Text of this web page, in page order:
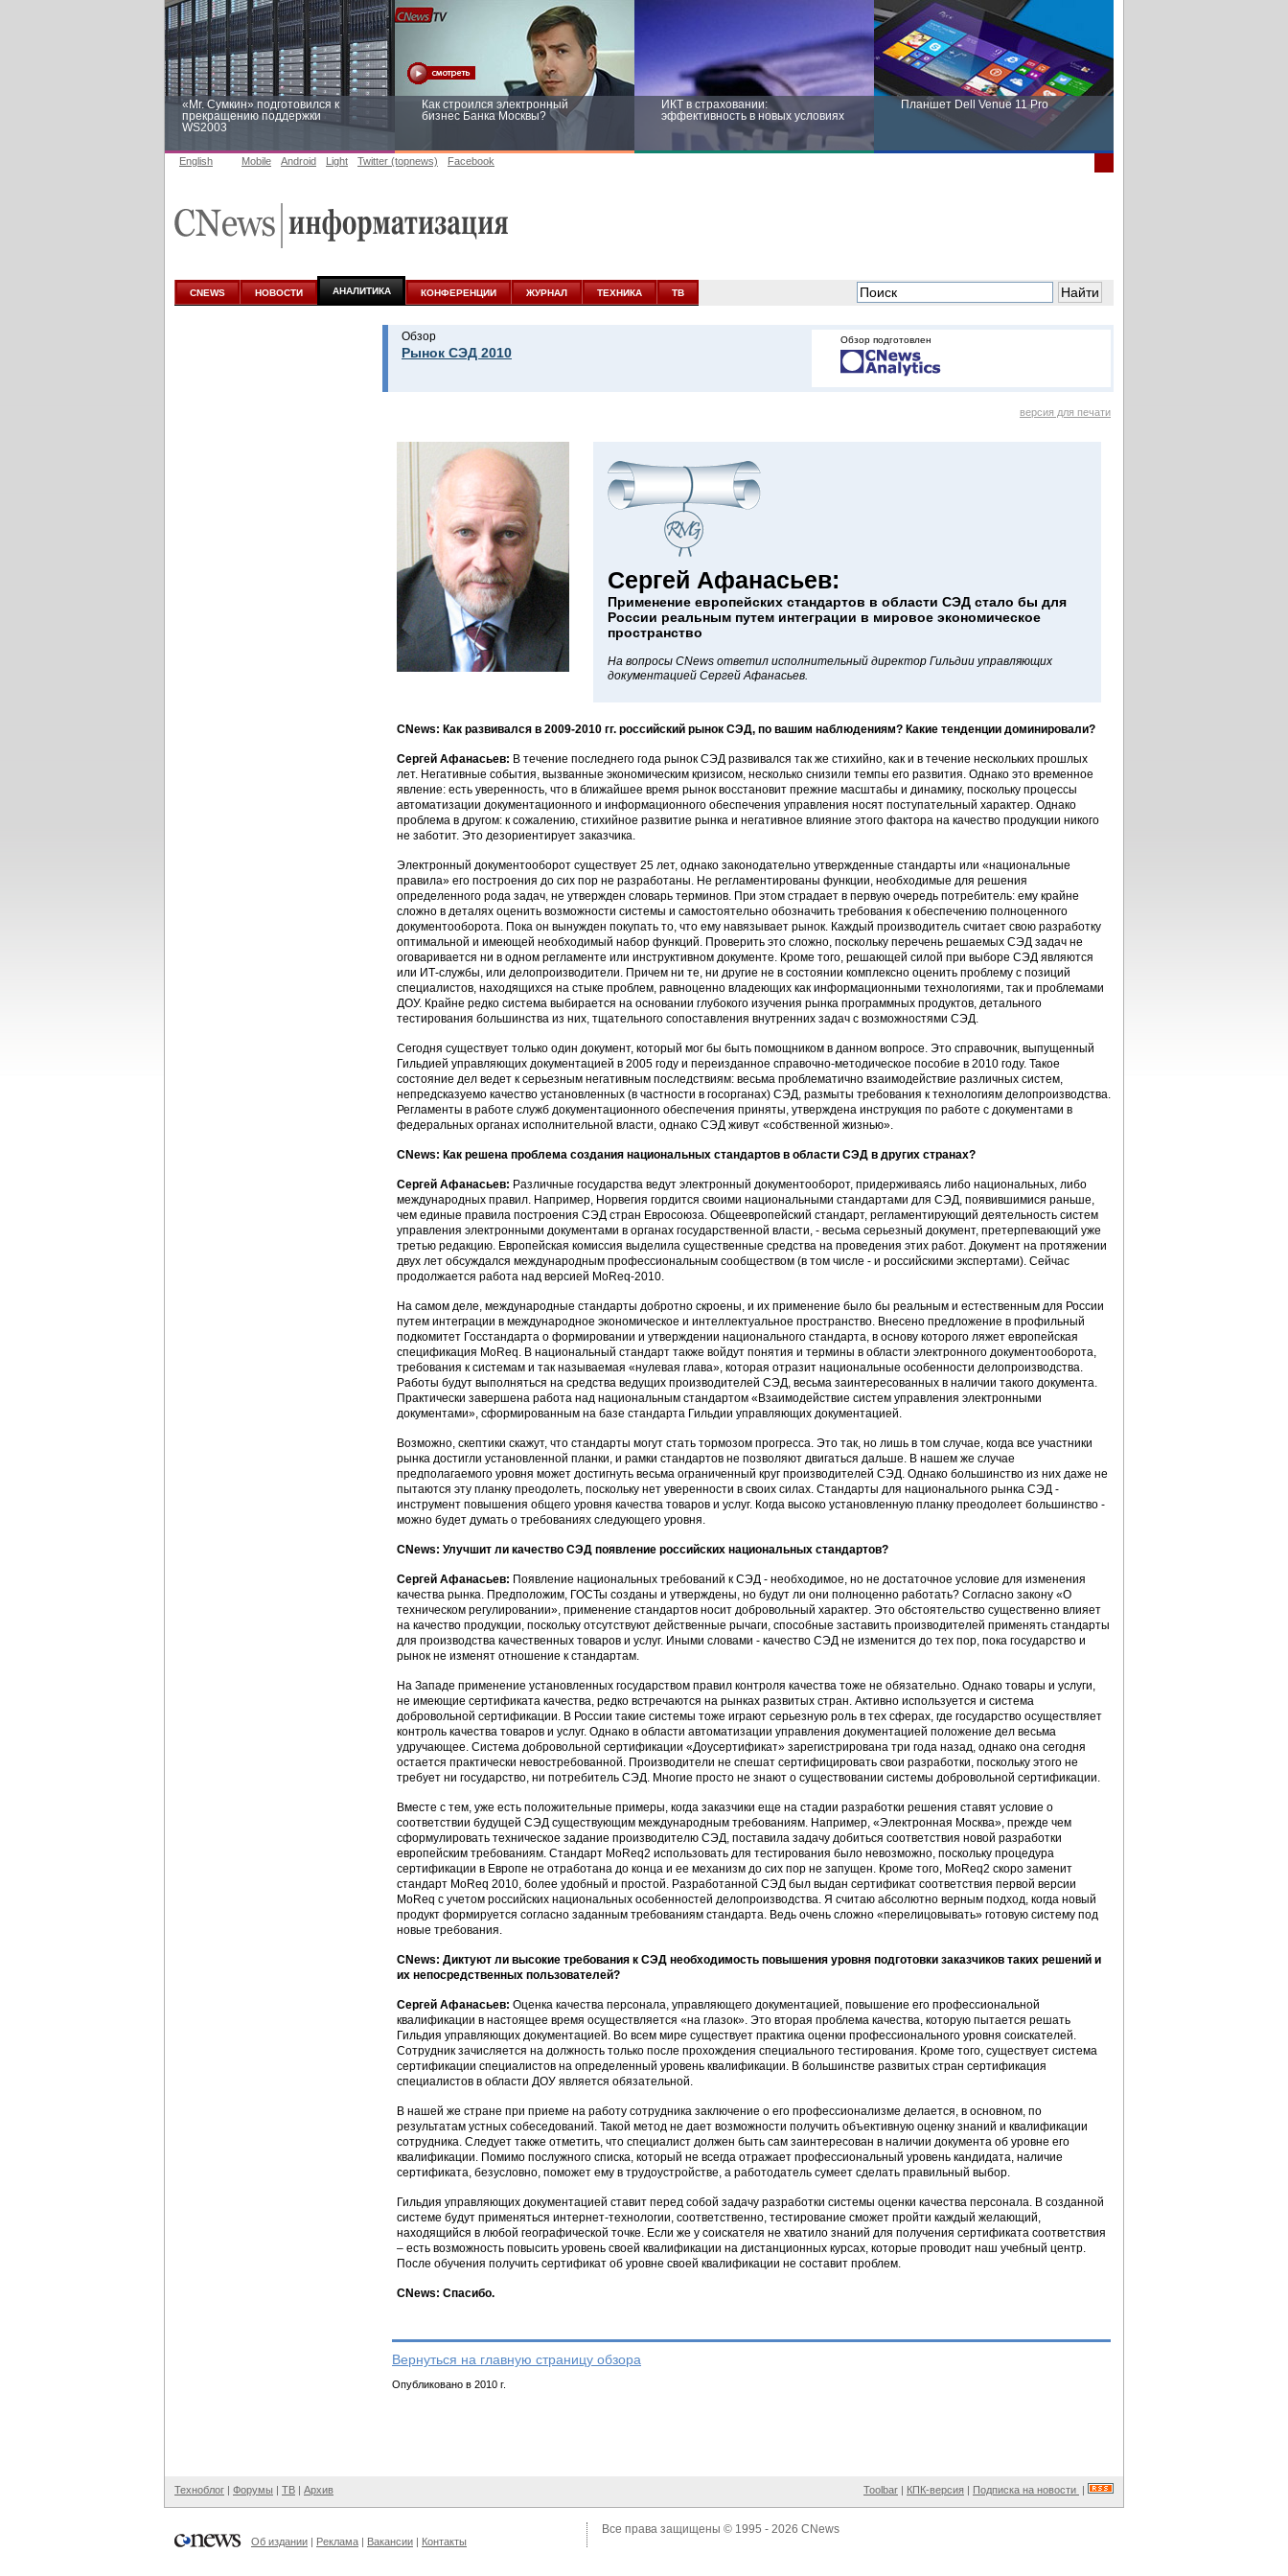
«Mr. Сумкин» подготовился к
прекращению поддержки
WS2003
Как строился электронный
бизнес Банка Москвы?
ИКТ в страховании:
эффективность в новых условиях
Планшет Dell Venue 11 Pro
аналитике
новых условиях
English Mobile Android Light Twitter (topnews) Facebook
CNEWS НОВОСТИ АНАЛИТИКА КОНФЕРЕНЦИИ ЖУРНАЛ ТЕХНИКА ТВ
Обзор
Рынок СЭД 2010
Обзор подготовлен
версия для печати
Сергей Афанасьев:
Применение европейских стандартов в области СЭД стало бы для
России реальным путем интеграции в мировое экономическое
пространство
На вопросы CNews ответил исполнительный директор Гильдии управляющих
документацией Сергей Афанасьев.
CNews: Как развивался в 2009-2010 гг. российский рынок СЭД, по вашим наблюдениям? Какие тенденции доминировали?
Сергей Афанасьев: В течение последнего года рынок СЭД развивался так же стихийно, как и в течение нескольких прошлых
лет. Негативные события, вызванные экономическим кризисом, несколько снизили темпы его развития. Однако это временное
явление: есть уверенность, что в ближайшее время рынок восстановит прежние масштабы и динамику, поскольку процессы
автоматизации документационного и информационного обеспечения управления носят поступательный характер. Однако
проблема в другом: к сожалению, стихийное развитие рынка и негативное влияние этого фактора на качество продукции никого
не заботит. Это дезориентирует заказчика.
Электронный документооборот существует 25 лет, однако законодательно утвержденные стандарты или «национальные
правила» его построения до сих пор не разработаны. Не регламентированы функции, необходимые для решения
определенного рода задач, не утвержден словарь терминов. При этом страдает в первую очередь потребитель: ему крайне
сложно в деталях оценить возможности системы и самостоятельно обозначить требования к обеспечению полноценного
документооборота. Пока он вынужден покупать то, что ему навязывает рынок. Каждый производитель считает свою разработку
оптимальной и имеющей необходимый набор функций. Проверить это сложно, поскольку перечень решаемых СЭД задач не
оговаривается ни в одном регламенте или инструктивном документе. Кроме того, решающей силой при выборе СЭД являются
или ИТ-службы, или делопроизводители. Причем ни те, ни другие не в состоянии комплексно оценить проблему с позиций
специалистов, находящихся на стыке проблем, равноценно владеющих как информационными технологиями, так и проблемами
ДОУ. Крайне редко система выбирается на основании глубокого изучения рынка программных продуктов, детального
тестирования большинства из них, тщательного сопоставления внутренних задач с возможностями СЭД.
Сегодня существует только один документ, который мог бы быть помощником в данном вопросе. Это справочник, выпущенный
Гильдией управляющих документацией в 2005 году и переизданное справочно-методическое пособие в 2010 году. Такое
состояние дел ведет к серьезным негативным последствиям: весьма проблематично взаимодействие различных систем,
непредсказуемо качество установленных (в частности в госорганах) СЭД, размыты требования к технологиям делопроизводства.
Регламенты в работе служб документационного обеспечения приняты, утверждена инструкция по работе с документами в
федеральных органах исполнительной власти, однако СЭД живут «собственной жизнью».
CNews: Как решена проблема создания национальных стандартов в области СЭД в других странах?
Сергей Афанасьев: Различные государства ведут электронный документооборот, придерживаясь либо национальных, либо
международных правил. Например, Норвегия гордится своими национальными стандартами для СЭД, появившимися раньше,
чем единые правила построения СЭД стран Евросоюза. Общеевропейский стандарт, регламентирующий деятельность систем
управления электронными документами в органах государственной власти, - весьма серьезный документ, претерпевающий уже
третью редакцию. Европейская комиссия выделила существенные средства на проведения этих работ. Документ на протяжении
двух лет обсуждался международным профессиональным сообществом (в том числе - и российскими экспертами). Сейчас
продолжается работа над версией MoReq-2010.
На самом деле, международные стандарты добротно скроены, и их применение было бы реальным и естественным для России
путем интеграции в международное экономическое и интеллектуальное пространство. Внесено предложение в профильный
подкомитет Госстандарта о формировании и утверждении национального стандарта, в основу которого ляжет европейская
спецификация MoReq. В национальный стандарт также войдут понятия и термины в области электронного документооборота,
требования к системам и так называемая «нулевая глава», которая отразит национальные особенности делопроизводства.
Работы будут выполняться на средства ведущих производителей СЭД, весьма заинтересованных в наличии такого документа.
Практически завершена работа над национальным стандартом «Взаимодействие систем управления электронными
документами», сформированным на базе стандарта Гильдии управляющих документацией.
Возможно, скептики скажут, что стандарты могут стать тормозом прогресса. Это так, но лишь в том случае, когда все участники
рынка достигли установленной планки, и рамки стандартов не позволяют двигаться дальше. В нашем же случае
предполагаемого уровня может достигнуть весьма ограниченный круг производителей СЭД. Однако большинство из них даже не
пытаются эту планку преодолеть, поскольку нет уверенности в своих силах. Стандарты для национального рынка СЭД -
инструмент повышения общего уровня качества товаров и услуг. Когда высоко установленную планку преодолеет большинство -
можно будет думать о требованиях следующего уровня.
CNews: Улучшит ли качество СЭД появление российских национальных стандартов?
Сергей Афанасьев: Появление национальных требований к СЭД - необходимое, но не достаточное условие для изменения
качества рынка. Предположим, ГОСТы созданы и утверждены, но будут ли они полноценно работать? Согласно закону «О
техническом регулировании», применение стандартов носит добровольный характер. Это обстоятельство существенно влияет
на качество продукции, поскольку отсутствуют действенные рычаги, способные заставить производителей применять стандарты
для производства качественных товаров и услуг. Иными словами - качество СЭД не изменится до тех пор, пока государство и
рынок не изменят отношение к стандартам.
На Западе применение установленных государством правил контроля качества тоже не обязательно. Однако товары и услуги,
не имеющие сертификата качества, редко встречаются на рынках развитых стран. Активно используется и система
добровольной сертификации. В России такие системы тоже играют серьезную роль в тех сферах, где государство осуществляет
контроль качества товаров и услуг. Однако в области автоматизации управления документацией положение дел весьма
удручающее. Система добровольной сертификации «Доусертификат» зарегистрирована три года назад, однако она сегодня
остается практически невостребованной. Производители не спешат сертифицировать свои разработки, поскольку этого не
требует ни государство, ни потребитель СЭД. Многие просто не знают о существовании системы добровольной сертификации.
Вместе с тем, уже есть положительные примеры, когда заказчики еще на стадии разработки решения ставят условие о
соответствии будущей СЭД существующим международным требованиям. Например, «Электронная Москва», прежде чем
сформулировать техническое задание производителю СЭД, поставила задачу добиться соответствия новой разработки
европейским требованиям. Стандарт MoReq2 использовать для тестирования было невозможно, поскольку процедура
сертификации в Европе не отработана до конца и ее механизм до сих пор не запущен. Кроме того, MoReq2 скоро заменит
стандарт MoReq 2010, более удобный и простой. Разработанной СЭД был выдан сертификат соответствия первой версии
MoReq с учетом российских национальных особенностей делопроизводства. Я считаю абсолютно верным подход, когда новый
продукт формируется согласно заданным требованиям стандарта. Ведь очень сложно «перелицовывать» готовую систему под
новые требования.
CNews: Диктуют ли высокие требования к СЭД необходимость повышения уровня подготовки заказчиков таких решений и
их непосредственных пользователей?
Сергей Афанасьев: Оценка качества персонала, управляющего документацией, повышение его профессиональной
квалификации в настоящее время осуществляется «на глазок». Это вторая проблема качества, которую пытается решать
Гильдия управляющих документацией. Во всем мире существует практика оценки профессионального уровня соискателей.
Сотрудник зачисляется на должность только после прохождения специального тестирования. Кроме того, существует система
сертификации специалистов на определенный уровень квалификации. В большинстве развитых стран сертификация
специалистов в области ДОУ является обязательной.
В нашей же стране при приеме на работу сотрудника заключение о его профессионализме делается, в основном, по
результатам устных собеседований. Такой метод не дает возможности получить объективную оценку знаний и квалификации
сотрудника. Следует также отметить, что специалист должен быть сам заинтересован в наличии документа об уровне его
квалификации. Помимо послужного списка, который не всегда отражает профессиональный уровень кандидата, наличие
сертификата, безусловно, поможет ему в трудоустройстве, а работодатель сумеет сделать правильный выбор.
Гильдия управляющих документацией ставит перед собой задачу разработки системы оценки качества персонала. В созданной
системе будут применяться интернет-технологии, соответственно, тестирование сможет пройти каждый желающий,
находящийся в любой географической точке. Если же у соискателя не хватило знаний для получения сертификата соответствия
– есть возможность повысить уровень своей квалификации на дистанционных курсах, которые проводит наш учебный центр.
После обучения получить сертификат об уровне своей квалификации не составит проблем.
CNews: Спасибо.
Вернуться на главную страницу обзора
Опубликовано в 2010 г.
Техноблог | Форумы | ТВ | Архив Toolbar | КПК-версия | Подписка на новости |
Об издании | Реклама | Вакансии | Контакты
Все права защищены © 1995 - 2026 CNews